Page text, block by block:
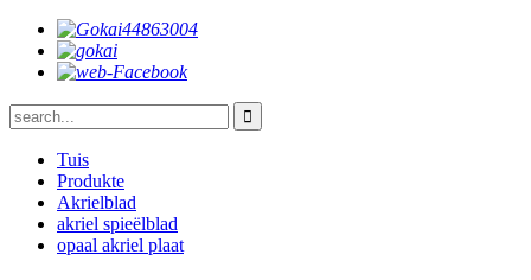
Tuis
Produkte
Akrielblad
akriel spieëlblad
opaal akriel plaat